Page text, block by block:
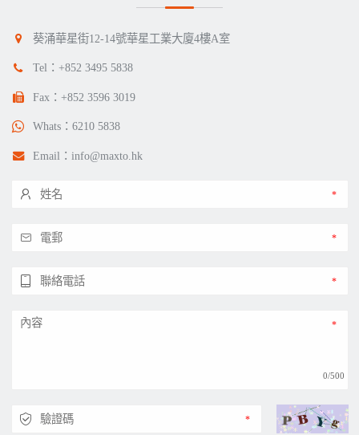
葵涌華星街12-14號華星工業大廈4樓A室
Tel： +852 3495 5838
Fax：+852 3596 3019
Whats： 6210 5838
Email： info@maxto.hk
0/500